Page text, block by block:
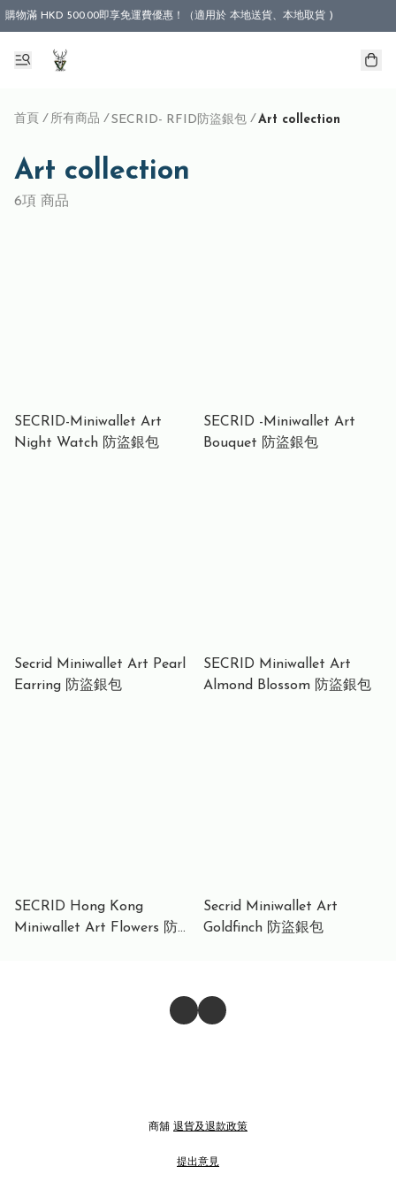
購物滿 HKD 500.00即享免運費優惠！（適用於 本地送貨、本地取貨 )
首頁 / 所有商品 / SECRID- RFID防盜銀包 / Art collection
Art collection
6項 商品
SECRID-Miniwallet Art
Night Watch 防盜銀包
SECRID -Miniwallet Art
Bouquet 防盜銀包
Secrid Miniwallet Art Pearl
Earring 防盜銀包
SECRID Miniwallet Art
Almond Blossom 防盜銀包
SECRID Hong Kong
Miniwallet Art Flowers 防盜
Secrid Miniwallet Art
Goldfinch 防盜銀包
商舖 退貨及退款政策
提出意見